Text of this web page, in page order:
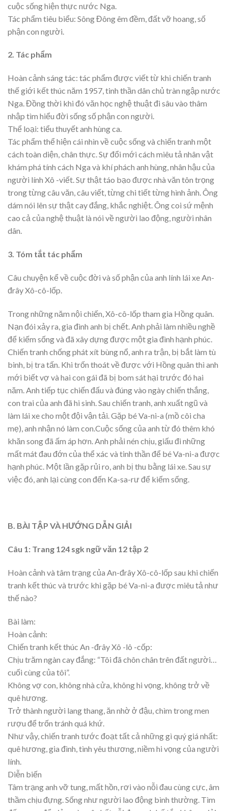
cuộc sống hiện thực nước Nga.
Tác phẩm tiêu biểu: Sông Đông êm đềm, đất vỡ hoang, số
phận con người.
2. Tác phẩm
Hoàn cảnh sáng tác: tác phẩm được viết từ khi chiến tranh
thế giới kết thúc năm 1957, tinh thần dân chủ tràn ngập nước
Nga. Đồng thời khi đó văn học nghệ thuật đi sâu vào thâm
nhập tìm hiểu đời sống số phận con người.
Thể loại: tiểu thuyết anh hùng ca.
Tác phẩm thể hiện cái nhìn về cuộc sống và chiến tranh một
cách toàn diện, chân thực. Sự đổi mới cách miêu tả nhân vật
khám phá tính cách Nga và khí phách anh hùng, nhân hậu của
người lính Xô -viết. Sự thật táo bạo được nhà văn tôn trọng
trong từng câu văn, câu viết, từng chi tiết từng hình ảnh. Ông
dám nói lên sự thật cay đắng, khắc nghiệt. Ông coi sứ mệnh
cao cả của nghệ thuật là nói về người lao động, người nhân
dân.
3. Tóm tắt tác phẩm
Câu chuyện kể về cuộc đời và số phận của anh lính lái xe An-
đrây Xô-cô-lốp.
Trong những năm nội chiến, Xô-cô-lốp tham gia Hồng quân.
Nạn đói xảy ra, gia đình anh bị chết. Anh phải làm nhiều nghề
để kiếm sống và đã xây dựng được một gia đình hạnh phúc.
Chiến tranh chống phát xít bùng nổ, anh ra trận, bị bắt làm tù
binh, bị tra tấn. Khi trốn thoát về được với Hồng quân thì anh
mới biết vợ và hai con gái đã bị bom sát hại trước đó hai
năm. Anh tiếp tục chiến đấu và đúng vào ngày chiến thắng,
con trai của anh đã hi sinh. Sau chiến tranh, anh xuất ngũ và
làm lái xe cho một đội vận tải. Gặp bé Va-ni-a (mồ côi cha
mẹ), anh nhận nó làm con.Cuộc sống của anh từ đó thêm khó
khăn song đã ấm áp hơn. Anh phải nén chịu, giấu đi những
mất mát đau đớn của thể xác và tinh thần để bé Va-ni-a được
hạnh phúc. Một lần gặp rủi ro, anh bị thu bằng lái xe. Sau sự
việc đó, anh lại cùng con đến Ka-sa-rư để kiếm sống.
B. BÀI TẬP VÀ HƯỚNG DẪN GIẢI
Câu 1: Trang 124 sgk ngữ văn 12 tập 2
Hoàn cảnh và tâm trạng của An-đrây Xô-cô-lốp sau khi chiến
tranh kết thúc và trước khi gặp bé Va-ni-a được miêu tả như
thế nào?
Bài làm:
Hoàn cảnh:
Chiến tranh kết thúc An -đrây Xô -lô -cốp:
Chịu trăm ngàn cay đắng: “Tôi đã chôn chân trên đất người…
cuối cùng của tôi”.
Không vợ con, không nhà cửa, không hi vọng, không trở về
quê hương.
Trở thành người lang thang, ăn nhờ ở đậu, chìm trong men
rượu để trốn tránh quá khứ.
Như vậy, chiến tranh tước đoạt tất cả những gì quý giá nhất:
quê hương, gia đình, tình yêu thương, niềm hi vọng của người
lính.
Diễn biến
Tâm trạng anh vỡ tung, mất hồn, rơi vào nỗi đau cùng cực, âm
thầm chịu đựng. Sống như người lao động bình thường. Tìm